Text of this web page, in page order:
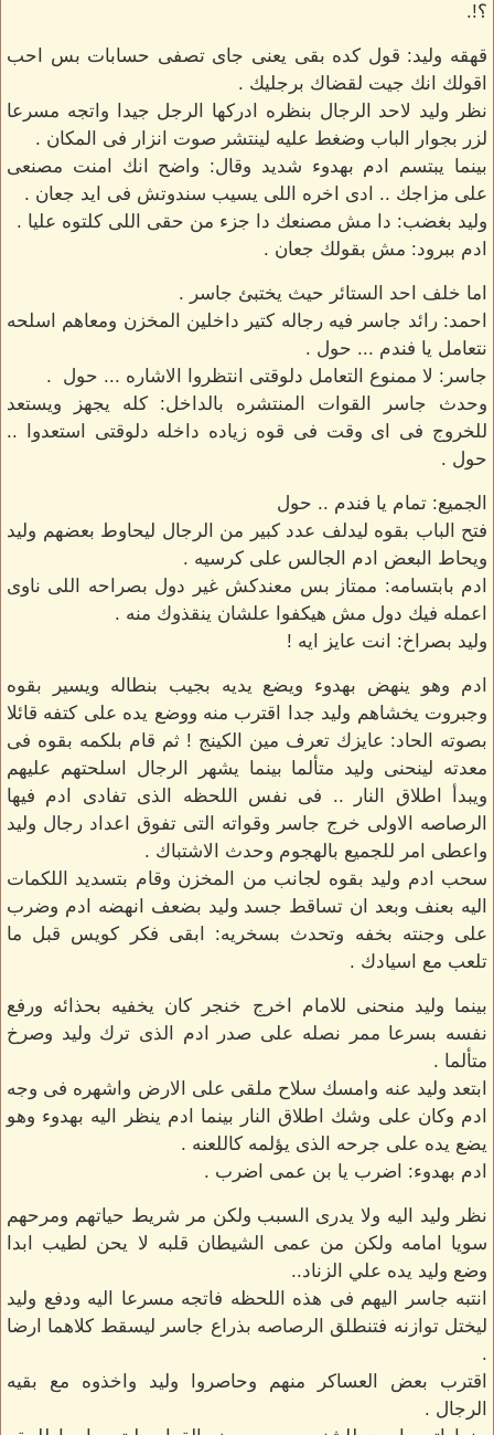
؟!.
قهقه وليد: قول كده بقى يعنى جاى تصفى حسابات بس احب
اقولك انك جيت لقضاك برجليك .
نظر وليد لاحد الرجال بنظره ادركها الرجل جيدا واتجه مسرعا
لزر بجوار الباب وضغط عليه لينتشر صوت انزار فى المكان .
بينما يبتسم ادم بهدوء شديد وقال: واضح انك امنت مصنعى
على مزاجك .. ادى اخره اللى يسيب سندوتش فى ايد جعان .
وليد بغضب: دا مش مصنعك دا جزء من حقى اللى كلتوه عليا .
ادم ببرود: مش بقولك جعان .
اما خلف احد الستائر حيث يختبئ جاسر .
احمد: رائد جاسر فيه رجاله كتير داخلين المخزن ومعاهم اسلحه
نتعامل يا فندم ... حول .
جاسر: لا ممنوع التعامل دلوقتى انتظروا الاشاره ... حول .
وحدث جاسر القوات المنتشره بالداخل: كله يجهز ويستعد
للخروج فى اى وقت فى قوه زياده داخله دلوقتى استعدوا ..
حول .
الجميع: تمام يا فندم .. حول
فتح الباب بقوه ليدلف عدد كبير من الرجال ليحاوط بعضهم وليد
ويحاط البعض ادم الجالس على كرسيه .
ادم بابتسامه: ممتاز بس معندكش غير دول بصراحه اللى ناوى
اعمله فيك دول مش هيكفوا علشان ينقذوك منه .
وليد بصراخ: انت عايز ايه !
ادم وهو ينهض بهدوء ويضع يديه بجيب بنطاله ويسير بقوه
وجبروت يخشاهم وليد جدا اقترب منه ووضع يده على كتفه قائلا
بصوته الحاد: عايزك تعرف مين الكينج ! ثم قام بلكمه بقوه فى
معدته لينحنى وليد متألما بينما يشهر الرجال اسلحتهم عليهم
ويبدأ اطلاق النار .. فى نفس اللحظه الذى تفادى ادم فيها
الرصاصه الاولى خرج جاسر وقواته التى تفوق اعداد رجال وليد
واعطى امر للجميع بالهجوم وحدث الاشتباك .
سحب ادم وليد بقوه لجانب من المخزن وقام بتسديد اللكمات
اليه بعنف وبعد ان تساقط جسد وليد بضعف انهضه ادم وضرب
على وجنته بخفه وتحدث بسخريه: ابقى فكر كويس قبل ما
تلعب مع اسيادك .
بينما وليد منحنى للامام اخرج خنجر كان يخفيه بحذائه ورفع
نفسه بسرعا ممر نصله على صدر ادم الذى ترك وليد وصرخ
متألما .
ابتعد وليد عنه وامسك سلاح ملقى على الارض واشهره فى وجه
ادم وكان على وشك اطلاق النار بينما ادم ينظر اليه بهدوء وهو
يضع يده على جرحه الذى يؤلمه كاللعنه .
ادم بهدوء: اضرب يا بن عمى اضرب .
نظر وليد اليه ولا يدرى السبب ولكن مر شريط حياتهم ومرحهم
سويا امامه ولكن من عمى الشيطان قلبه لا يحن لطيب ابدا
وضع وليد يده علي الزناد..
انتبه جاسر اليهم فى هذه اللحظه فاتجه مسرعا اليه ودفع وليد
ليختل توازنه فتنطلق الرصاصه بذراع جاسر ليسقط كلاهما ارضا
.
اقترب بعض العساكر منهم وحاصروا وليد واخذوه مع بقيه
الرجال .